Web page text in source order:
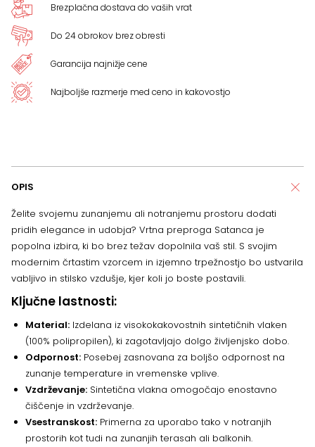
Brezplačna dostava do vaših vrat
Do 24 obrokov brez obresti
Garancija najnižje cene
Najboljše razmerje med ceno in kakovostjo
OPIS
Želite svojemu zunanjemu ali notranjemu prostoru dodati
pridih elegance in udobja? Vrtna preproga Satanca je
popolna izbira, ki bo brez težav dopolnila vaš stil. S svojim
modernim črtastim vzorcem in izjemno trpežnostjo bo ustvarila
vabljivo in stilsko vzdušje, kjer koli jo boste postavili.
Ključne lastnosti:
Material: Izdelana iz visokokakovostnih sintetičnih vlaken
(100% polipropilen), ki zagotavljajo dolgo življenjsko dobo.
Odpornost: Posebej zasnovana za boljšo odpornost na
zunanje temperature in vremenske vplive.
Vzdrževanje: Sintetična vlakna omogočajo enostavno
čiščenje in vzdrževanje.
Vsestranskost: Primerna za uporabo tako v notranjih
prostorih kot tudi na zunanjih terasah ali balkonih.